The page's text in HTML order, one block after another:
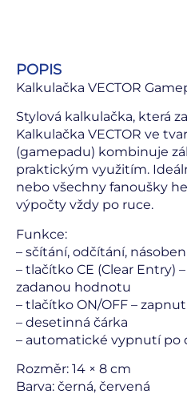
POPIS
Kalkulačka VECTOR
Stylová kalkulačka, která
Kalkulačka VECTOR ve
(gamepadu) kombinuje
praktickým využitím.
nebo všechny fanoušky
výpočty vždy po ruce.
Funkce:
– sčítání, odčítání,
– tlačítko CE (Clear Entry)
zadanou hodnotu
– tlačítko ON/OFF –
– desetinná čárka
– automatické vypnutí po
Rozměr: 14 × 8 cm
Barva: černá, červená